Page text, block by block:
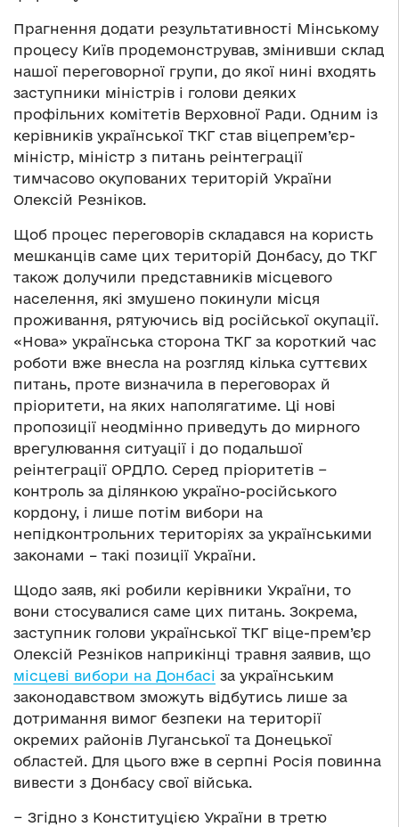
Прагнення додати результативності Мінському
процесу Київ продемонстрував, змінивши склад
нашої переговорної групи, до якої нині входять
заступники міністрів і голови деяких
профільних комітетів Верховної Ради. Одним із
керівників української ТКГ став віцепрем’єр-
міністр, міністр з питань реінтеграції
тимчасово окупованих територій України
Олексій Резніков.
Щоб процес переговорів складався на користь
мешканців саме цих територій Донбасу, до ТКГ
також долучили представників місцевого
населення, які змушено покинули місця
проживання, рятуючись від російської окупації.
«Нова» українська сторона ТКГ за короткий час
роботи вже внесла на розгляд кілька суттєвих
питань, проте визначила в переговорах й
пріоритети, на яких наполягатиме. Ці нові
пропозиції неодмінно приведуть до мирного
врегулювання ситуації і до подальшої
реінтеграції ОРДЛО. Серед пріоритетів −
контроль за ділянкою україно-російського
кордону, і лише потім вибори на
непідконтрольних територіях за українськими
законами – такі позиції України.
Щодо заяв, які робили керівники України, то
вони стосувалися саме цих питань. Зокрема,
заступник голови української ТКГ віце-прем’єр
Олексій Резніков наприкінці травня заявив, що
місцеві вибори на Донбасі за українським
законодавством зможуть відбутись лише за
дотримання вимог безпеки на території
окремих районів Луганської та Донецької
областей. Для цього вже в серпні Росія повинна
вивести з Донбасу свої війська.
− Згідно з Конституцією України в третю